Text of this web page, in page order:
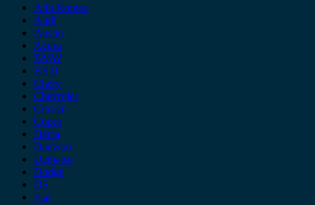
Alfa Romeo
Audi
Austin
Acura
BMW
BYD
Chery
Chevrolet
Citroen
Cupra
Dacia
Daewoo
Daihatsu
Dodge
DS
Fiat